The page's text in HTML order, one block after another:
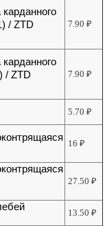
/ ZTD
7.90₽
/ ZTD
7.90₽
5.70₽
16₽
27.50₽
13.50₽